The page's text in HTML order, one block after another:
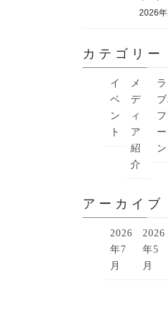
2026年
カテゴリー
イ
ベ
ン
ト
メ
デ
ィ
ア
紹
介
アーカイブ
2026
年7
月
2026
年5
月